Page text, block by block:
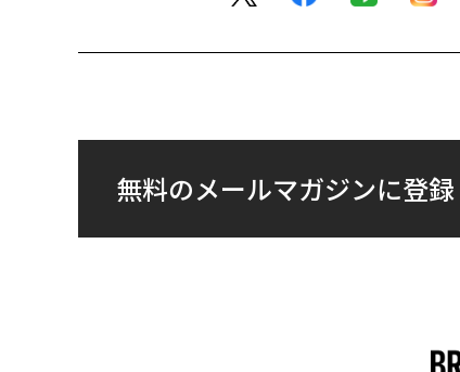
無料のメールマガジンに登録